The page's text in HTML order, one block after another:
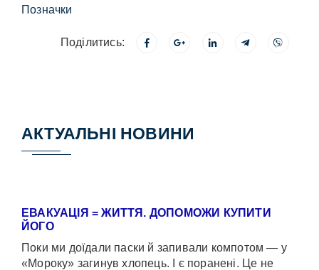
Позначки
Поділитись:
АКТУАЛЬНІ НОВИНИ
ЕВАКУАЦІЯ = ЖИТТЯ. ДОПОМОЖИ КУПИТИ
ЙОГО
Поки ми доїдали паски й запивали компотом — у
«Мороку» загинув хлопець. І є поранені. Це не